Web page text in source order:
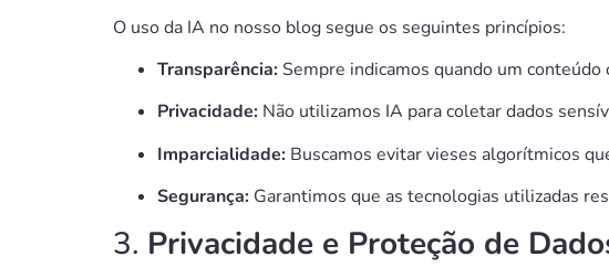
O uso da IA no nosso blog segue os seguintes princípios:
Transparência: Sempre indicamos quando um
Privacidade: Não utilizamos IA para coletar dados
Imparcialidade: Buscamos evitar vieses algorítmicos
Segurança: Garantimos que as tecnologias utilizadas
3. Privacidade e Proteção de